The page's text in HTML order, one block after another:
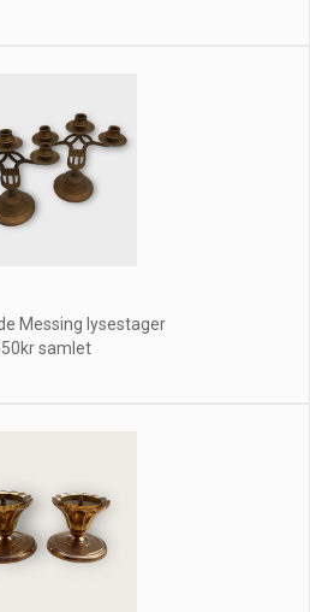
Messing lysestager
samlet